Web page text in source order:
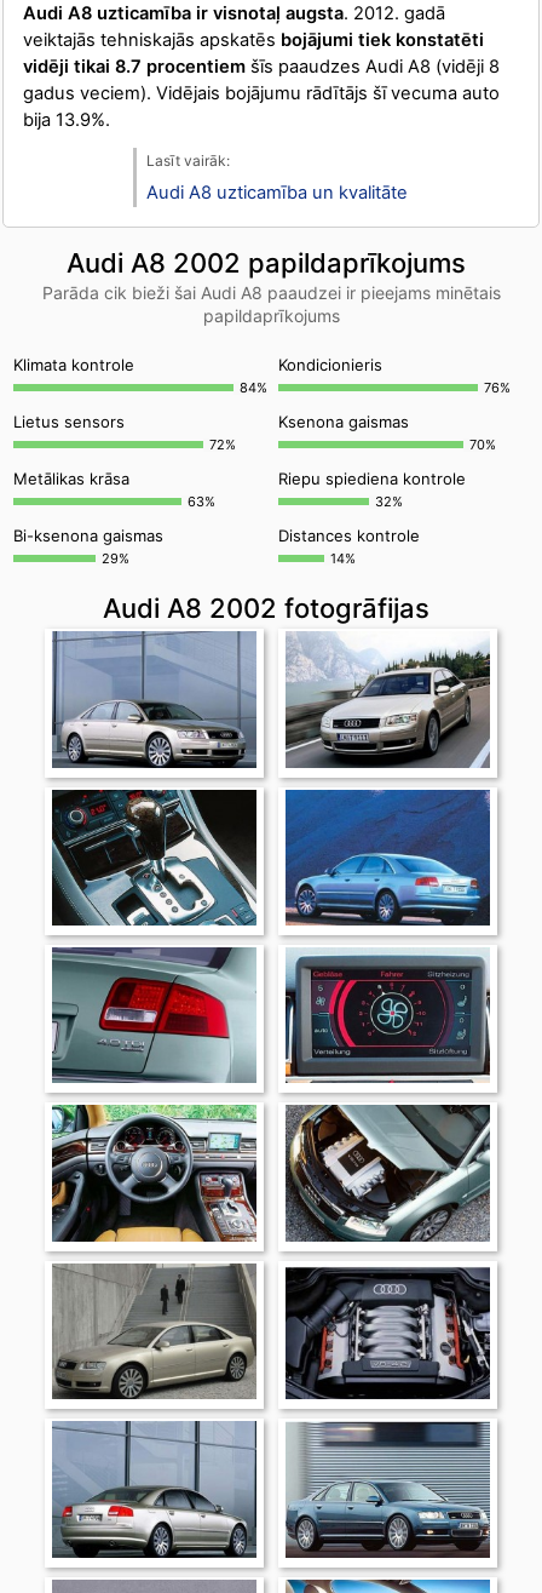
Audi A8 uzticamība ir visnotaļ augsta. 2012. gadā
veiktajās tehniskajās apskatēs bojājumi tiek konstatēti
vidēji tikai 8.7 procentiem šīs paaudzes Audi A8 (vidēji 8
gadus veciem). Vidējais bojājumu rādītājs šī vecuma auto
bija 13.9%.
Audi A8 uzticamība un kvalitāte
Audi A8 2002 papildaprīkojums
Parāda cik bieži šai Audi A8 paaudzei ir pieejams minētais
papildaprīkojums
Klimata kontrole
84%
Kondicionieris
76%
Lietus sensors
72%
Ksenona gaismas
70%
Metālikas krāsa
63%
Riepu spiediena kontrole
32%
Bi-ksenona gaismas
29%
Distances kontrole
14%
Audi A8 2002 fotogrāfijas